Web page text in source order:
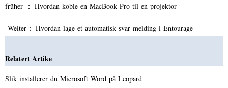
früher ： Hvordan koble en MacBook Pro til en projektor
Weiter： Hvordan lage et automatisk svar melding i Entourage
Relatert Artike
Slik installerer du Microsoft Word på Leopard